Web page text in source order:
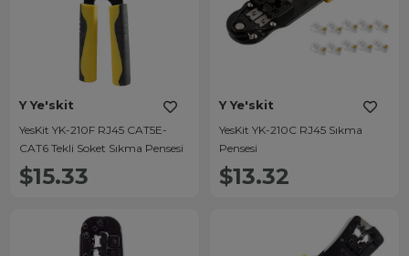
Y Ye'skit
YesKit YK-210F RJ45 CAT5E-
CAT6 Tekli Soket Sıkma Pensesi
$15.33
Y Ye'skit
YesKit YK-210C RJ45 Sıkma
Pensesi
$13.32